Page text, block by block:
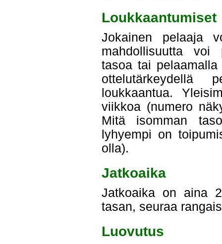
Loukkaantumiset
Jokainen pelaaja
mahdollisuutta voi
tasoa tai pelaamalla
ottelutärkeydellä
loukkaantua.
viikkoa (numero
Mitä isomman
lyhyempi on
olla).
Jatkoaika
Jatkoaika on aina
tasan, seuraa
Luovutus